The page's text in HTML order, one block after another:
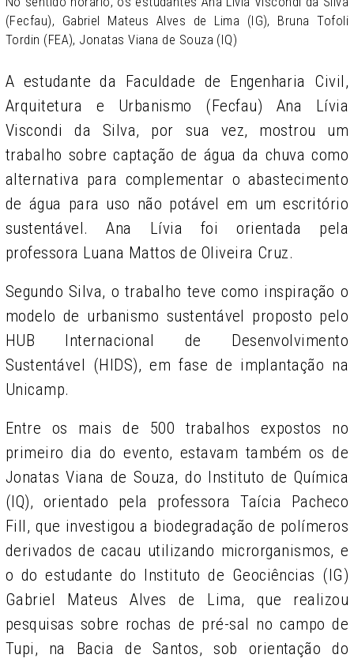
(Fecfau), Gabriel Mateus Alves de Lima (IG), Bruna Tofoli
Tordin (FEA), Jonatas Viana de Souza (IQ)
A estudante da Faculdade de Engenharia Civil,
Arquitetura e Urbanismo (Fecfau) Ana Lívia
Viscondi da Silva, por sua vez, mostrou um
trabalho sobre captação de água da chuva como
alternativa para complementar o abastecimento
de água para uso não potável em um escritório
sustentável. Ana Lívia foi orientada pela
professora Luana Mattos de Oliveira Cruz.
Segundo Silva, o trabalho teve como inspiração o
modelo de urbanismo sustentável proposto pelo
HUB Internacional de Desenvolvimento
Sustentável (HIDS), em fase de implantação na
Unicamp.
Entre os mais de 500 trabalhos expostos no
primeiro dia do evento, estavam também os de
Jonatas Viana de Souza, do Instituto de Química
(IQ), orientado pela professora Taícia Pacheco
Fill, que investigou a biodegradação de polímeros
derivados de cacau utilizando microrganismos, e
o do estudante do Instituto de Geociências (IG)
Gabriel Mateus Alves de Lima, que realizou
pesquisas sobre rochas de pré-sal no campo de
Tupi, na Bacia de Santos, sob orientação do